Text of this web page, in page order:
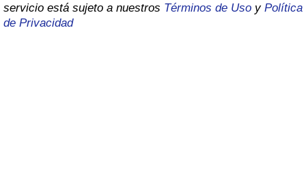
servicio está sujeto a nuestros Términos de Uso y Política
de Privacidad
Índice de Criminalidad